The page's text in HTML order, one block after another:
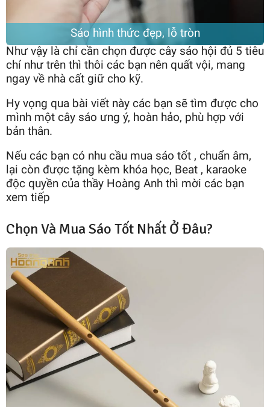
Sáo hình thức đẹp, lỗ tròn
Như vậy là chỉ cần chọn được cây sáo hội đủ 5 tiêu
chí như trên thì thôi các bạn nên quất vội, mang
ngay về nhà cất giữ cho kỹ.
Hy vọng qua bài viết này các bạn sẽ tìm được cho
mình một cây sáo ưng ý, hoàn hảo, phù hợp với
bản thân.
Nếu các bạn có nhu cầu mua sáo tốt , chuẩn âm,
lại còn được tặng kèm khóa học, Beat , karaoke
độc quyền của thầy Hoàng Anh thì mời các bạn
xem tiếp
Chọn Và Mua Sáo Tốt Nhất Ở Đâu?